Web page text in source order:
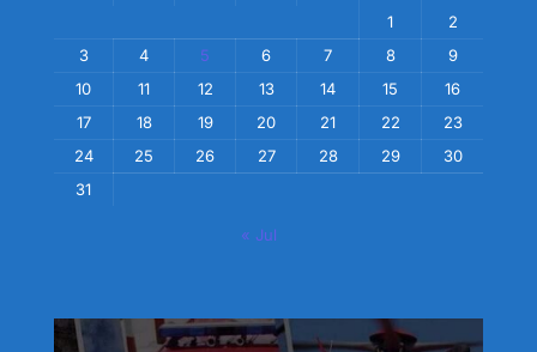
1
2
3
4 5 6 7 8
9
10
11 12 13 14 15
16
17
18 19 20 21 22
23
24
25 26 27 28 29
30
31
« Jul